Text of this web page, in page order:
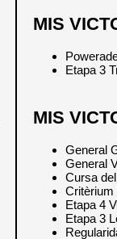
MIS
Etapa 3
MIS
General
General
Cursa
Critèrium
Etapa 4
Etapa 3